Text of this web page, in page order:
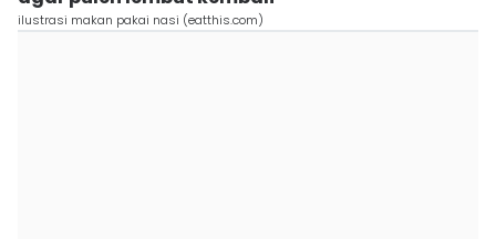
ilustrasi makan pakai nasi (eatthis.com)